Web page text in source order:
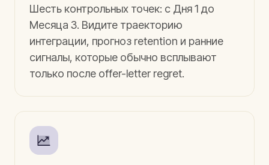
Шесть контрольных точек: с Дня 1 до
Месяца 3. Видите траекторию
интеграции, прогноз retention и ранние
сигналы, которые обычно всплывают
только после offer-letter regret.